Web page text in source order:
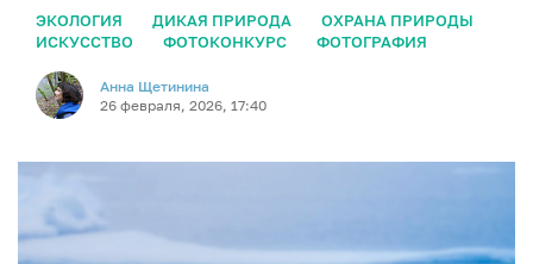
ЭКОЛОГИЯ ДИКАЯ ПРИРОДА
ОХРАНА ПРИРОДЫ
ИСКУССТВО
ФОТОКОНКУРС ФОТОГРАФИЯ
Анна Щетинина
26 февраля, 2026, 17:40